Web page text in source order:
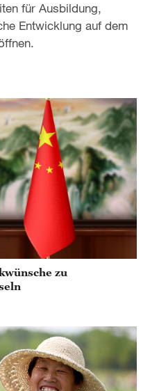
für Ausbildung,
Entwicklung auf dem
zu